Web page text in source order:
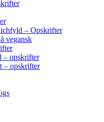
– Opskrifter
vegansk
– opskrifter
– opskrifter